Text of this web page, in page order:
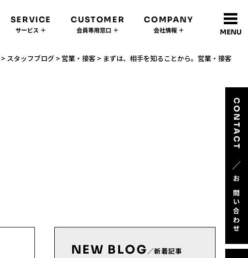
SERVICE
サービス ＋
CUSTOMER
会員専用窓口 ＋
COMPANY
会社情報 ＋ MENU
CONTACT
／
お問い合わせ
> スタッフブログ > 営業・接客 > まずは、相手を知ることから。営業・接客
NEW BLOG ／新着記事